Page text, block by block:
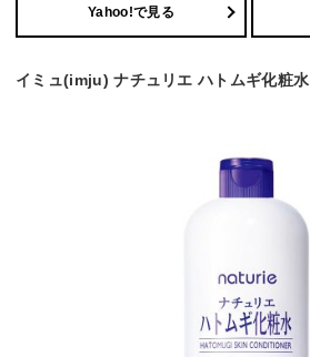
Yahoo!で見る
イミュ(imju) ナチュリエ ハトムギ化粧水